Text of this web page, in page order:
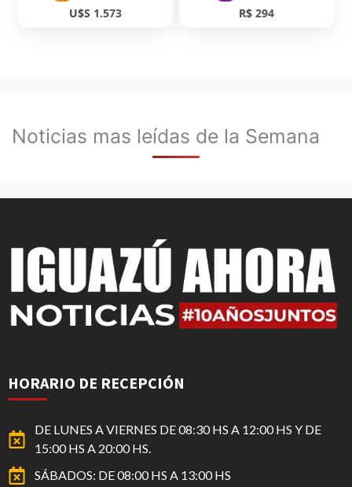
U$S 1.573 R$ 294
Noticias mas leídas de la Semana
HORARIO DE RECEPCIÓN
DE LUNES A VIERNES DE 08:30 HS A 12:00 HS Y DE
15:00 HS A 20:00 HS.
SÁBADOS: DE 08:00 HS A 13:00 HS